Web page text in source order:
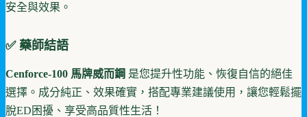
安全與效果。
✅ 藥師結語
Cenforce-100 馬牌威而鋼 是您提升性功能、恢復自信的絕佳
選擇。成分純正、效果確實，搭配專業建議使用，讓您輕鬆擺
脫ED困擾、享受高品質性生活！